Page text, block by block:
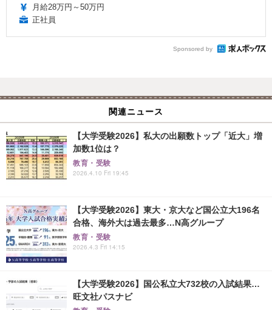
月給28万円～50万円
正社員
Sponsored by
関連ニュース
【大学受験2026】私大の出願数トップ「近大」増
加数1位は？
教育・受験
2026.4.10 Fri 19:45
【大学受験2026】東大・京大など国公立大196名
合格、海外大は過去最多…N高グループ
教育・受験
2026.4.3 Fri 14:15
【大学受験2026】国公私立大732校の入試結果…
旺文社パスナビ